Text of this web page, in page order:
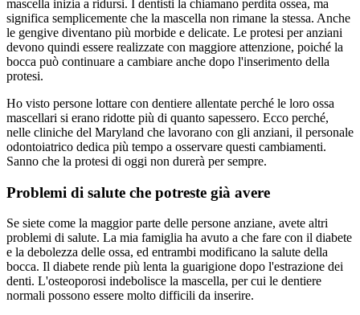
mascella inizia a ridursi. I dentisti la chiamano perdita ossea, ma
significa semplicemente che la mascella non rimane la stessa. Anche
le gengive diventano più morbide e delicate. Le protesi per anziani
devono quindi essere realizzate con maggiore attenzione, poiché la
bocca può continuare a cambiare anche dopo l'inserimento della
protesi.
Ho visto persone lottare con dentiere allentate perché le loro ossa
mascellari si erano ridotte più di quanto sapessero. Ecco perché,
nelle cliniche del Maryland che lavorano con gli anziani, il personale
odontoiatrico dedica più tempo a osservare questi cambiamenti.
Sanno che la protesi di oggi non durerà per sempre.
Problemi di salute che potreste già avere
Se siete come la maggior parte delle persone anziane, avete altri
problemi di salute. La mia famiglia ha avuto a che fare con il diabete
e la debolezza delle ossa, ed entrambi modificano la salute della
bocca. Il diabete rende più lenta la guarigione dopo l'estrazione dei
denti. L'osteoporosi indebolisce la mascella, per cui le dentiere
normali possono essere molto difficili da inserire.